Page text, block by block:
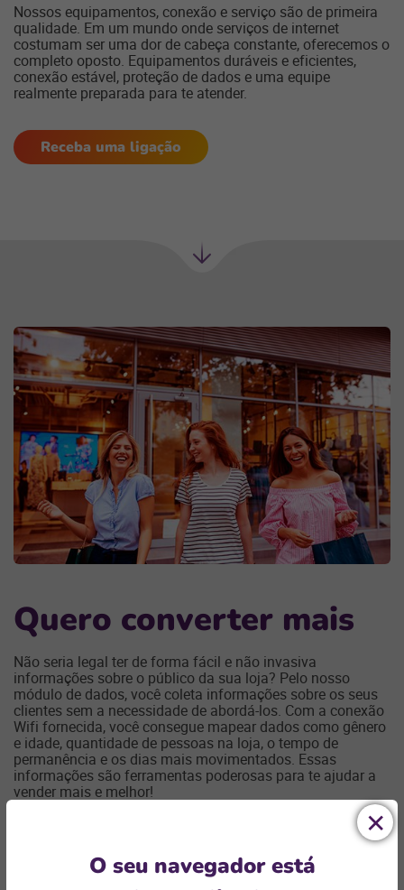
Nossos equipamentos, conexão e serviço são de primeira
qualidade. Em um mundo onde serviços de internet
costumam ser uma dor de cabeça constante, oferecemos o
completo oposto. Equipamentos duráveis e eficientes,
conexão estável, proteção de dados e uma equipe
realmente preparada para te atender.
Receba uma ligação
Quero converter mais
Não seria legal ter de forma fácil e não invasiva
informações sobre o público da sua loja? Pelo nosso
módulo de dados, você coleta informações sobre os seus
clientes sem a necessidade de abordá-los. Com a conexão
Wifi fornecida, você consegue mapear dados como gênero
e idade, quantidade de pessoas na loja, o tempo de
permanência e os dias mais movimentados. Essas
informações são ferramentas poderosas para te ajudar a
vender mais e melhor!
O seu navegador está